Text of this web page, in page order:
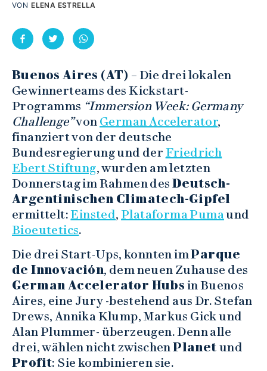
ELENA ESTRELLA
VON
Buenos Aires (AT) – Die drei lokalen
Gewinnerteams des Kickstart-
Programms “Immersion Week: Germany
Challenge”von German Accelerator,
finanziert von der deutsche
Bundesregierung und der Friedrich
Ebert Stiftung, wurden am letzten
Donnerstag im Rahmen des Deutsch-
Argentinischen Climatech-Gipfel
ermittelt:Einsted,Plataforma Pumaund
Bioeutetics.
Die drei Start-Ups, konnten imParque
de Innovación, dem neuen Zuhause des
German Accelerator Hubs in Buenos
Aires, eine Jury -bestehend aus Dr. Stefan
Drews, Annika Klump, Markus Gick und
Alan Plummer- überzeugen. Denn alle
drei, wählen nicht zwischenPlanetund
Profit: Sie kombinieren sie.